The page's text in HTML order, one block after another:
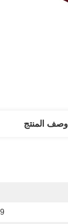
وصف المنتج
9 بوصات